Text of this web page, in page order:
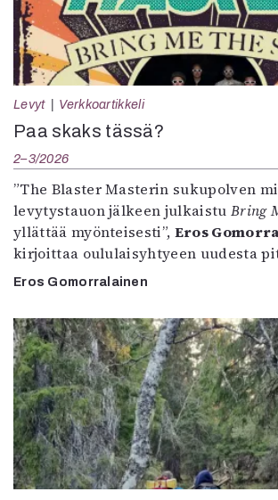
Levyt Verkkoartikkeli
Paa skaks tässä?
2–3/2026
”The Blaster Masterin sukupolven
levytystauon jälkeen julkaistu Bring
yllättää myönteisesti”, Eros
kirjoittaa oululaisyhtyeen uudesta
Eros Gomorralainen